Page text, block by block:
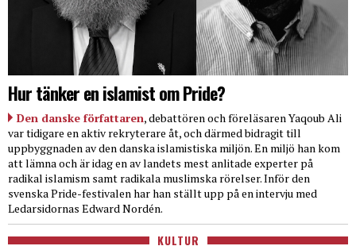
Hur tänker en islamist om Pride?
Den danske författaren, debattören och föreläsaren Yaqoub Ali
var tidigare en aktiv rekryterare åt, och därmed bidragit till
uppbyggnaden av den danska islamistiska miljön. En miljö han kom
att lämna och är idag en av landets mest anlitade experter på
radikal islamism samt radikala muslimska rörelser. Inför den
svenska Pride-festivalen har han ställt upp på en intervju med
Ledarsidornas Edward Nordén.
KULTUR